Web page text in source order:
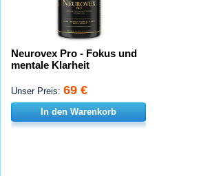
Neurovex Pro - Fokus und
mentale Klarheit
Unser Preis: 69 €
In den Warenkorb